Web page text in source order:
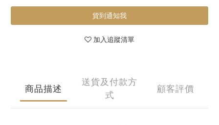
貨到通知我
加入追蹤清單
商品描述
送貨及付款方
式
顧客評價